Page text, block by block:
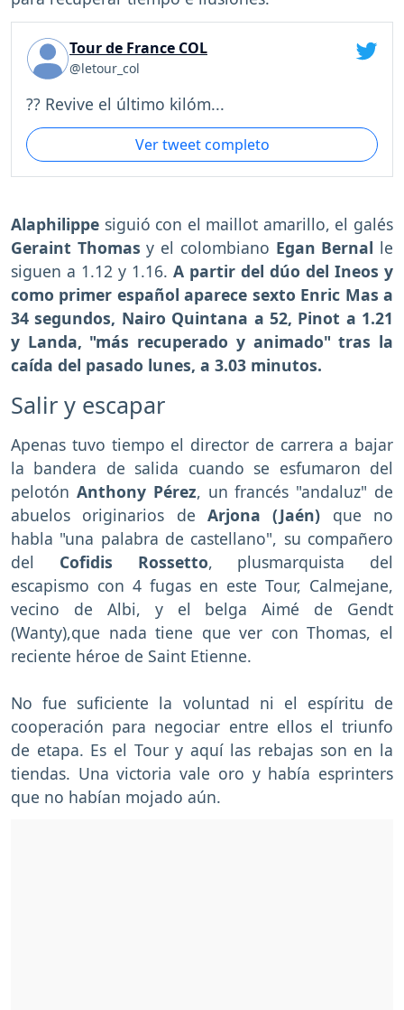
Tour de France COL
@letour_col
?? Revive el último kilóm...
Ver tweet completo
Alaphilippe siguió con el maillot amarillo, el galés
Geraint Thomasy el colombiano Egan Bernal le
siguen a 1.12 y 1.16. A partir del dúo del Ineos y
como primer español aparece sexto Enric Mas a
34 segundos, Nairo Quintana a 52, Pinot a 1.21
y Landa, "más recuperado y animado" tras la
caída del pasado lunes, a 3.03 minutos.
Salir y escapar
Apenas tuvo tiempo el director de carrera a bajar
la bandera de salida cuando se esfumaron del
pelotón Anthony Pérez, un francés "andaluz" de
abuelos originarios de Arjona (Jaén) que no
habla "una palabra de castellano", su compañero
del Cofidis Rossetto, plusmarquista del
escapismo con 4 fugas en este Tour, Calmejane,
vecino de Albi, y el belga Aimé de Gendt
(Wanty),que nada tiene que ver con Thomas, el
reciente héroe de Saint Etienne.
No fue suficiente la voluntad ni el espíritu de
cooperación para negociar entre ellos el triunfo
de etapa. Es el Tour y aquí las rebajas son en la
tiendas. Una victoria vale oro y había esprinters
que no habían mojado aún.